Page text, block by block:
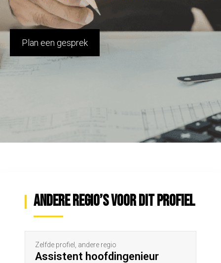
Plan een gesprek
Andere regio’s voor dit profiel
Zelfde profiel, andere regio
Assistent hoofdingenieur